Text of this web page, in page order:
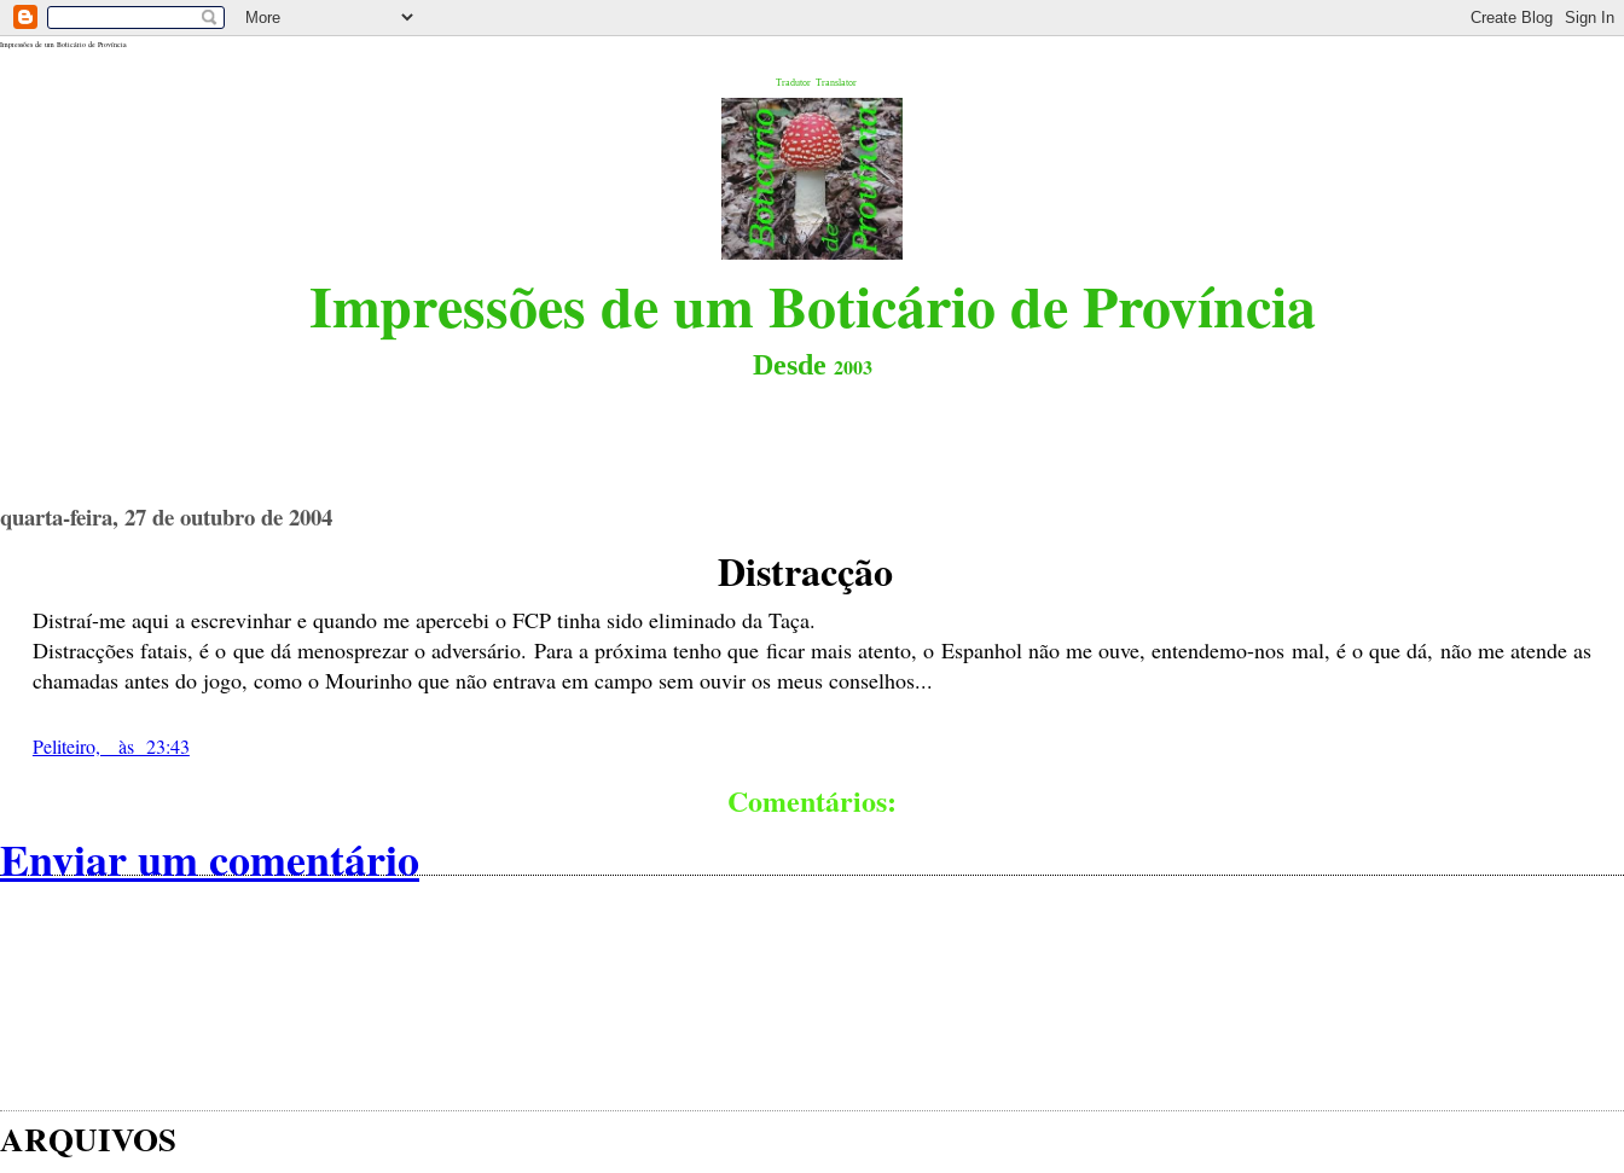
<$BlogRSDUrl$>
Impressões de um Boticário de Província
Tradutor Translator
Impressões de um Boticário de Província
Desde 2003
quarta-feira, 27 de outubro de 2004
Distracção
Distraí-me aqui a escrevinhar e quando me apercebi o FCP tinha sido eliminado da Taça.
Distracções fatais, é o que dá menosprezar o adversário. Para a próxima tenho que ficar mais atento, o Espanhol não me ouve, entendemo-nos mal, é o que dá, não me atende as
chamadas antes do jogo, como o Mourinho que não entrava em campo sem ouvir os meus conselhos...
Peliteiro, às 23:43
Comentários:
Enviar um comentário
ARQUIVOS